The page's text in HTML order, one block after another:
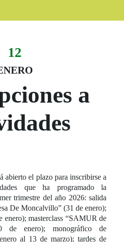
Fecha del evento
12
12 enero
a
abierto el plazo para inscribirse a
que ha programado la
trimestre del año 2026: salida
De Moncalvillo” (31 de enero);
enero); masterclass “SAMUR de
de enero); monográfico de
al 13 de marzo); tardes de